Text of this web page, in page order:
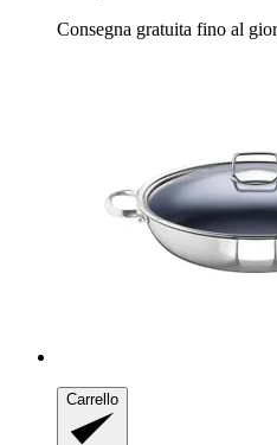
Consegna gratuita fino al
Carrello